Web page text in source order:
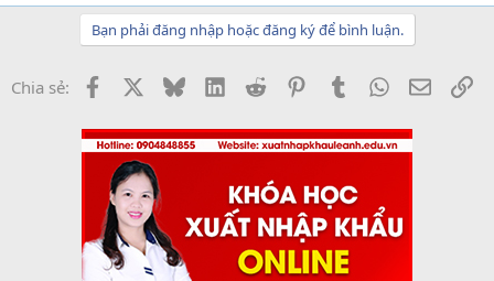
Bạn phải đăng nhập hoặc đăng ký để bình luận.
Chia sẻ: Facebook BlueskyLinkedInReddit PinterestTumblrWhatsApp
Email